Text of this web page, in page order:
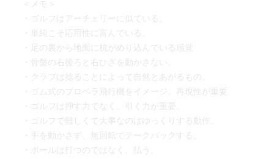
＜メモ＞
・ゴルフはアーチェリーに似ている。
・単純こそ応用性に富んでいる。
・足の裏から地面に杭がめり込んでいる感覚
・骨盤の右後ろと右ひざを動かさない。
・クラブは捻ることによって自然とあがるもの。
・ゴム式のプロペラ飛行機をイメージ。再現性が重要
・ゴルフは押す力でなく、引く力が重要。
・ゴルフで難しくて大事なのはゆっくりする動作。
・手を動かさず、無回転でテークバックする。
・ボールは打つのではなく、払う。